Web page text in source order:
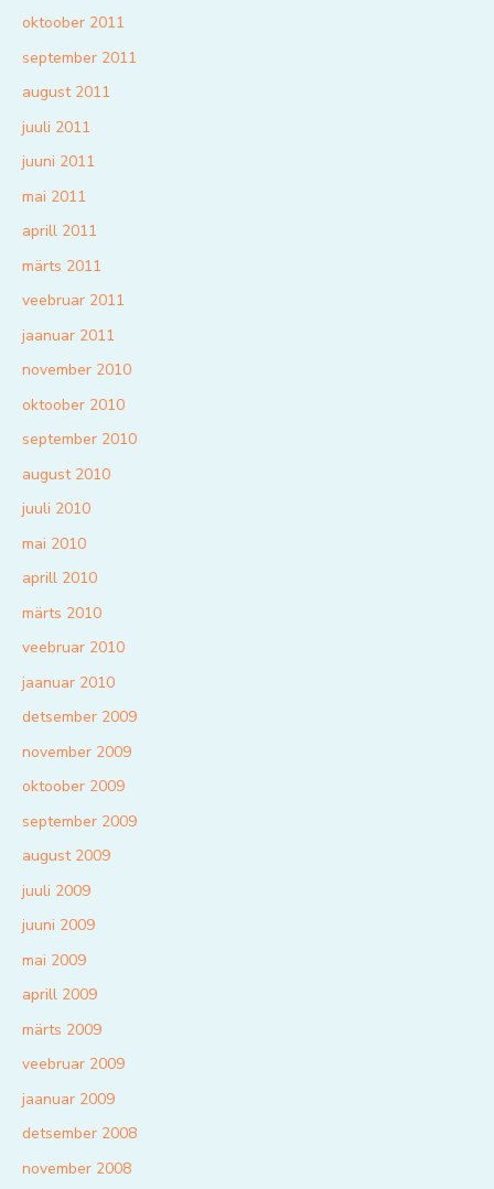
oktoober 2011
september 2011
august 2011
juuli 2011
juuni 2011
mai 2011
aprill 2011
märts 2011
veebruar 2011
jaanuar 2011
november 2010
oktoober 2010
september 2010
august 2010
juuli 2010
mai 2010
aprill 2010
märts 2010
veebruar 2010
jaanuar 2010
detsember 2009
november 2009
oktoober 2009
september 2009
august 2009
juuli 2009
juuni 2009
mai 2009
aprill 2009
märts 2009
veebruar 2009
jaanuar 2009
detsember 2008
november 2008